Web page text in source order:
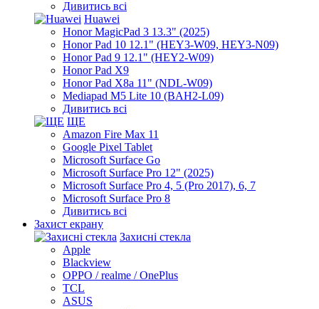
Дивитись всі
Huawei
Honor MagicPad 3 13.3" (2025)
Honor Pad 10 12.1" (HEY3-W09, HEY3-N09)
Honor Pad 9 12.1" (HEY2-W09)
Honor Pad X9
Honor Pad X8a 11" (NDL-W09)
Mediapad M5 Lite 10 (BAH2-L09)
Дивитись всі
ЩЕ
Amazon Fire Max 11
Google Pixel Tablet
Microsoft Surface Go
Microsoft Surface Pro 12" (2025)
Microsoft Surface Pro 4, 5 (Pro 2017), 6, 7
Microsoft Surface Pro 8
Дивитись всі
Захист екрану
Захисні стекла
Apple
Blackview
OPPO / realme / OnePlus
TCL
ASUS